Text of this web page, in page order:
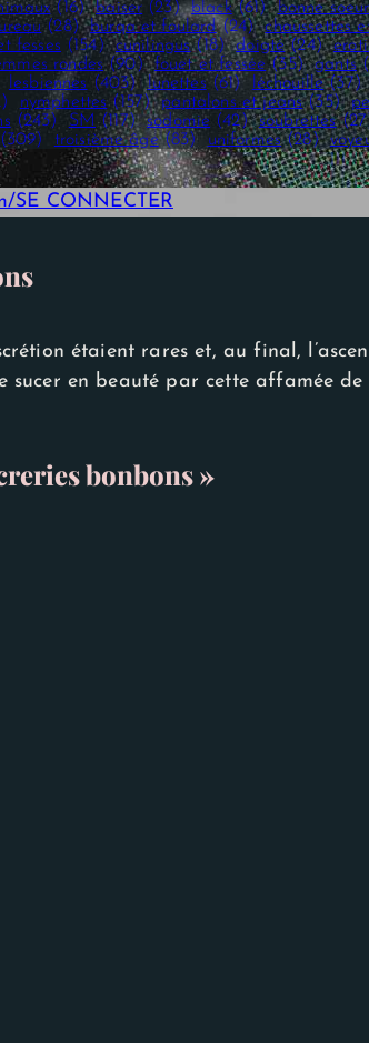
(16) baiser (23) black (61) bonne soeur
(28) burqa et foulard (24) chaussettes
fesses (154) cunilingus (18) doigté (24)
rondes (90) fouet et fessée (35) gants
lesbiennes (403) lunettes (61) léchouille (37)
nymphettes (157) pantalons et jeans (35)
(243) SM (117) sodomie (42) soubrettes
(309) troisième âge (83) uniformes (28)
SE CONNECTER
étaient rares et, au final,
en beauté par cette affamée de
bonbons »